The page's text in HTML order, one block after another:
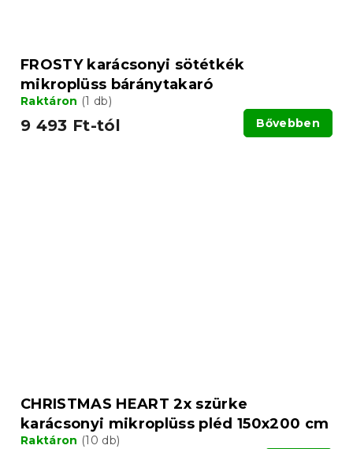
FROSTY karácsonyi sötétkék
mikroplüss báránytakaró
Raktáron (1 db)
9 493 Ft-tól Bővebben
CHRISTMAS HEART 2x szürke
karácsonyi mikroplüss pléd 150x200 cm
Raktáron (10 db)